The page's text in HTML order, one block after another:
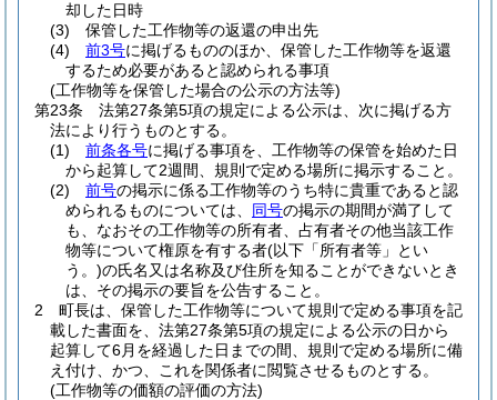
却した日時
(3)
保管した工作物等の返還の申出先
(4)
前3号に掲げるもののほか、保管した工作物等を返還
するため必要があると認められる事項
(工作物等を保管した場合の公示の方法等)
第23条
法第27条第5項の規定による公示は、次に掲げる方
法により行うものとする。
(1)
前条各号に掲げる事項を、工作物等の保管を始めた日
から起算して2週間、規則で定める場所に掲示すること。
(2)
前号の掲示に係る工作物等のうち特に貴重であると認
められるものについては、 同号の掲示の期間が満了して
も、なおその工作物等の所有者、占有者その他当該工作
物等について権原を有する者(以下「所有者等」とい
う。)の氏名又は名称及び住所を知ることができないとき
は、その掲示の要旨を公告すること。
2
町長は、保管した工作物等について規則で定める事項を記
載した書面を、法第27条第5項の規定による公示の日から
起算して6月を経過した日までの間、規則で定める場所に備
え付け、かつ、これを関係者に閲覧させるものとする。
(工作物等の価額の評価の方法)